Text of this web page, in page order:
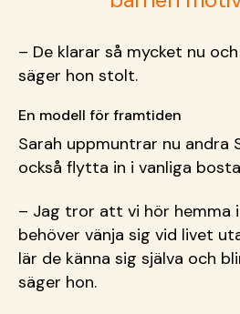
– De klarar så mycket nu
säger hon stolt.
En modell för framtiden
Sarah uppmuntrar nu andra
också flytta in i vanliga
– Jag tror att vi hör hemma
behöver vänja sig vid livet
lär de känna sig själva och
säger hon.